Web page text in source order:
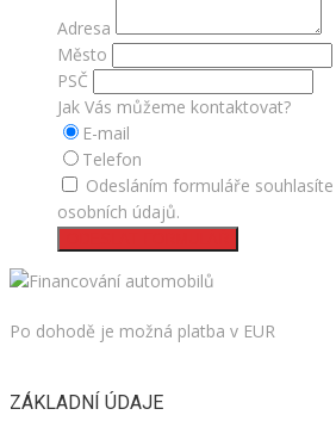
Adresa
Město
PSČ
Jak Vás můžeme kontaktovat?
E-mail
Telefon
Odesláním formuláře
osobních údajů.
Po dohodě je možná platba v EUR
ZÁKLADNÍ ÚDAJE